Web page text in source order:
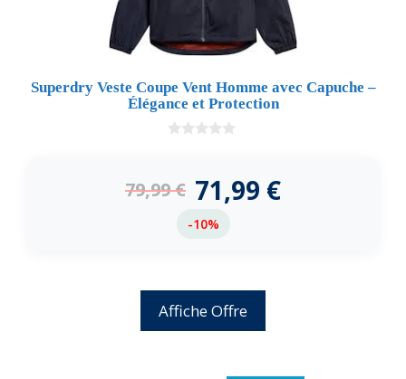
Superdry Veste Coupe Vent Homme avec Capuche –
Élégance et Protection
5
79,99€ 71,99 €
-10%
Affiche Offre